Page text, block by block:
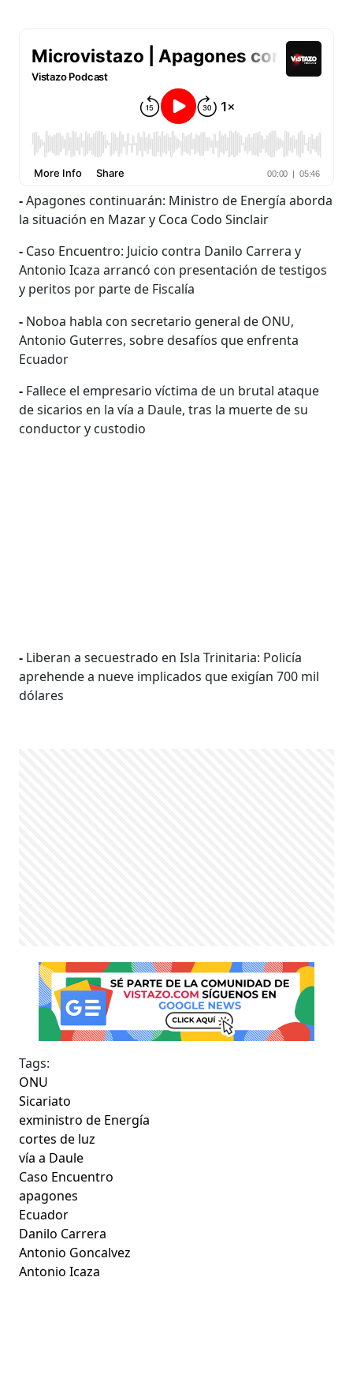
-Apagones continuarán: Ministro de Energía aborda
la situación en Mazar y Coca Codo Sinclair
- Caso Encuentro: Juicio contra Danilo Carrera y
Antonio Icaza arrancó con presentación de testigos
y peritos por parte de Fiscalía
- Noboa habla con secretario general de ONU,
Antonio Guterres, sobre desafíos que enfrenta
Ecuador
- Fallece el empresario víctima de un brutal ataque
de sicarios en la vía a Daule, tras la muerte de su
conductor y custodio
- Liberan a secuestrado en Isla Trinitaria: Policía
aprehende a nueve implicados que exigían 700 mil
dólares
Tags:
ONU
Sicariato
exministro de Energía
cortes de luz
vía a Daule
Caso Encuentro
apagones
Ecuador
Danilo Carrera
Antonio Goncalvez
Antonio Icaza